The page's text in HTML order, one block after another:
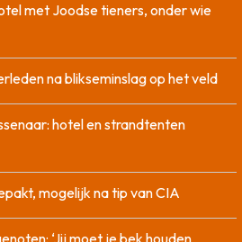
met Joodse tieners, onder wie
na blikseminslag op het veld
hotel en strandtenten
mogelijk na tip van CIA